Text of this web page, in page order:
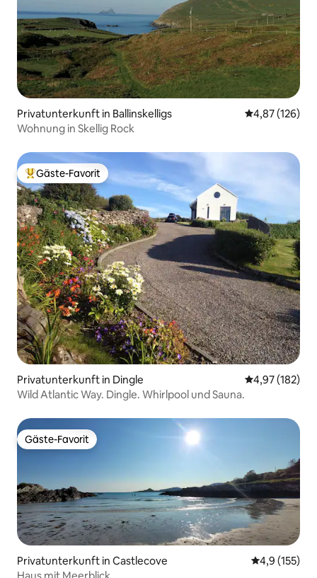
Privatunterkunft in Ballinskelligs
4,87 (126)
Wohnung in Skellig Rock
Beliebter Gäste-Favorit.
Gäste-Favorit
Privatunterkunft in Dingle
4,97 (182)
Wild Atlantic Way. Dingle. Whirlpool und Sauna.
Gäste-Favorit
Gäste-Favorit
Privatunterkunft in Castlecove
4,9 (155)